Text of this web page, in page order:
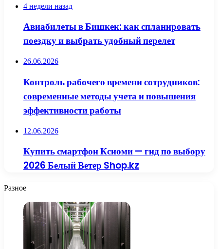
4 недели назад
Авиабилеты в Бишкек: как спланировать
поездку и выбрать удобный перелет
26.06.2026
Контроль рабочего времени сотрудников:
современные методы учета и повышения
эффективности работы
12.06.2026
Купить смартфон Ксиоми — гид по выбору
2026 Белый Ветер Shop.kz
Разное